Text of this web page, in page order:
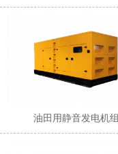
油田用静音发电机组